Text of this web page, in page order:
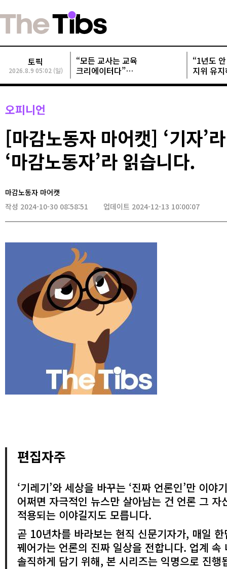
토픽
2026.8.9 05:02 (일)
“모든 교사는 교육
크리에이터다”
“1년도
지위 유
오피니언
[마감노동자 마어캣] ‘기자’
‘마감노동자’라 읽습니다.
마감노동자 마어캣
작성 2024-10-30 08:58:51
업데이트 2024-12-13 10:00:07
편집자주
‘기레기’와 세상을 바꾸는 ‘진짜 언론인’만 이야
어쩌면 자극적인 뉴스만 살아남는 건 언론 그 자
적용되는 이야길지도 모릅니다.
곧 10년차를 바라보는 현직 신문기자가, 매일
꿰어가는 언론의 진짜 일상을 전합니다. 업계 속
솔직하게 담기 위해, 본 시리즈는 익명으로 진행